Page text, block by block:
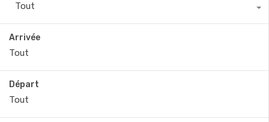
Tout
Arrivée
Départ